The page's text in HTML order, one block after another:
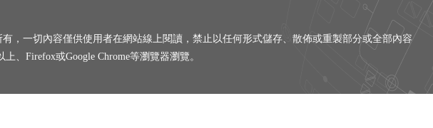
，一切內容僅供使用者在網站線上閱讀，禁止以任何形式儲存、散佈或重製部分或全部內容
、Firefox或Google Chrome等瀏覽器瀏覽。